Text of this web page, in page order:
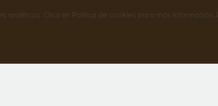
analíticos. Clica en Política de cookies para más